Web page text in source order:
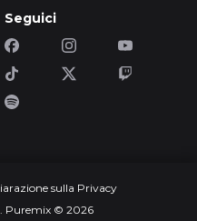
Seguici
sulla Privacy
Puremix © 2026